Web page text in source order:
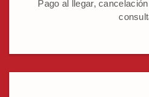
Pago al llegar,